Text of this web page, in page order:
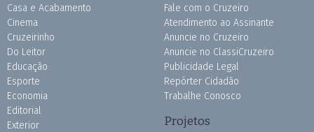
Casa e Acabamento
Cinema
Cruzeirinho
Do Leitor
Educação
Esporte
Economia
Editorial
Exterior
Fale com o Cruzeiro
Atendimento ao Assinante
Anuncie no Cruzeiro
Anuncie no ClassiCruzeiro
Publicidade Legal
Repórter Cidadão
Trabalhe Conosco
Projetos